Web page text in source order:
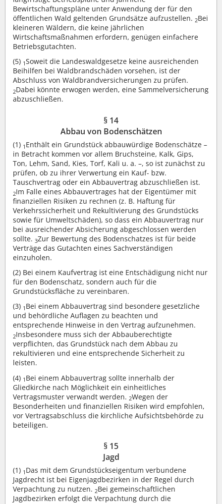
Bewirtschaftungspläne unter Anwendung der für den
öffentlichen Wald geltenden Grundsätze aufzustellen. 2Bei
kleineren Wäldern, die keine jährlichen
Wirtschaftsmaßnahmen erfordern, genügen einfachere
Betriebsgutachten.
(5) 1Soweit die Landeswaldgesetze keine ausreichenden
Beihilfen bei Waldbrandschäden vorsehen, ist der
Abschluss von Waldbrandversicherungen zu prüfen.
2Dabei könnte erwogen werden, eine Sammelversicherung
abzuschließen.
§ 14
Abbau von Bodenschätzen
(1) 1 Enthält ein Grundstück abbauwürdige Bodenschätze –
in Betracht kommen vor allem Bruchsteine, Kalk, Gips,
Ton, Lehm, Sand, Kies, Torf, Kali u. a. –, so ist zunächst zu
prüfen, ob zu ihrer Verwertung ein Kauf- bzw.
Tauschvertrag oder ein Abbauvertrag abzuschließen ist.
2Im Falle eines Abbauvertrages hat der Eigentümer mit
finanziellen Risiken zu rechnen (z. B. Haftung für
Verkehrssicherheit und Rekultivierung des Grundstücks
sowie für Umweltschäden), so dass ein Abbauvertrag nur
bei ausreichender Absicherung abgeschlossen werden
sollte. 3Zur Bewertung des Bodenschatzes ist für beide
Verträge das Gutachten eines Sachverständigen
einzuholen.
(2) Bei einem Kaufvertrag ist eine Entschädigung nicht nur
für den Bodenschatz, sondern auch für die
Grundstücksfläche zu vereinbaren.
(3) 1 Bei einem Abbauvertrag sind besondere gesetzliche
und behördliche Auflagen zu beachten und
entsprechende Hinweise in den Vertrag aufzunehmen.
2Insbesondere muss sich der Abbauberechtigte
verpflichten, das Grundstück nach dem Abbau zu
rekultivieren und eine entsprechende Sicherheit zu
leisten.
(4) 1 Bei einem Abbauvertrag sollte innerhalb der
Gliedkirche nach Möglichkeit ein einheitliches
Vertragsmuster verwandt werden. 2Wegen der
Besonderheiten und finanziellen Risiken wird empfohlen,
vor Vertragsabschluss die kirchliche Aufsichtsbehörde zu
beteiligen.
§ 15
Jagd
(1) 1 Das mit dem Grundstückseigentum verbundene
Jagdrecht ist bei Eigenjagdbezirken in der Regel durch
Verpachtung zu nutzen. 2Bei gemeinschaftlichen
Jagdbezirken erfolgt die Verpachtung durch die